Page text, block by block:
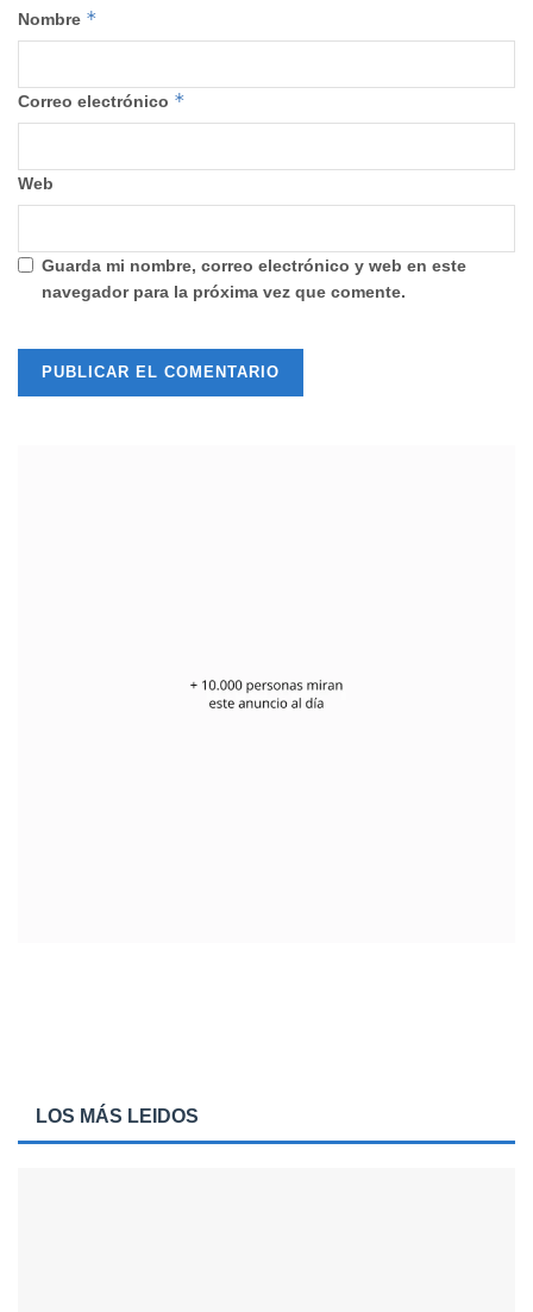
Nombre *
Correo electrónico *
Web
Guarda mi nombre, correo electrónico y web en este
navegador para la próxima vez que comente.
LOS MÁS LEIDOS